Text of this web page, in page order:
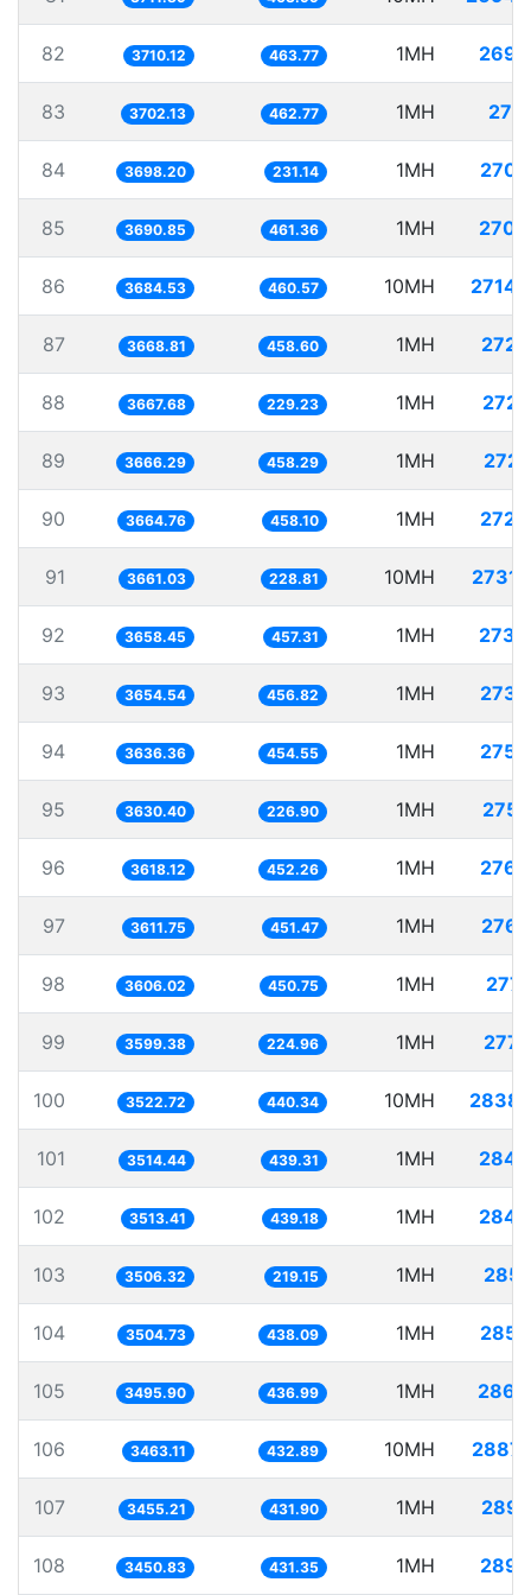
82 3710.12 463.77 1MH
83 3702.13 462.77 1MH
84 3698.20 231.14 1MH
85 3690.85 461.36 1MH
86 3684.53 460.57 10MH
87 3668.81 458.60 1MH
88 3667.68 229.23 1MH
89 3666.29 458.29 1MH
90 3664.76 458.10 1MH
91 3661.03 228.81 10MH
92 3658.45 457.31 1MH
93 3654.54 456.82 1MH
94 3636.36 454.55 1MH
95 3630.40 226.90 1MH
96 3618.12 452.26 1MH
97 3611.75 451.47 1MH
98 3606.02 450.75 1MH
99 3599.38 224.96 1MH
100 3522.72 440.34 10MH
101 3514.44 439.31 1MH
102 3513.41 439.18 1MH
103 3506.32 219.15 1MH
104 3504.73 438.09 1MH
105 3495.90 436.99 1MH
106 3463.11 432.89 10MH
107 3455.21 431.90 1MH
108 3450.83 431.35 1MH